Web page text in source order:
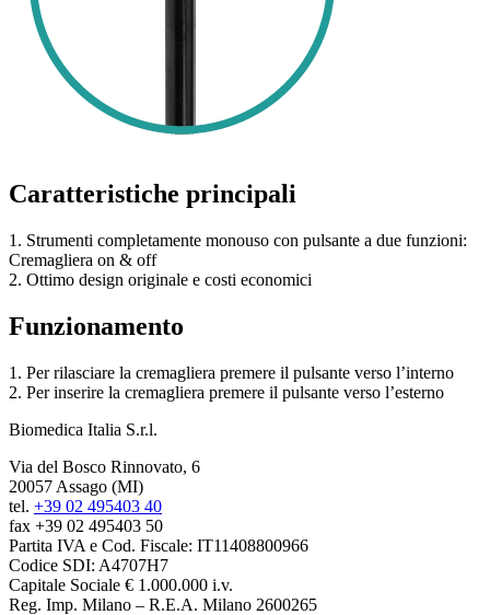
Caratteristiche principali
1. Strumenti completamente monouso con pulsante a due funzioni:
Cremagliera on & off
2. Ottimo design originale e costi economici
Funzionamento
1. Per rilasciare la cremagliera premere il pulsante verso l’interno
2. Per inserire la cremagliera premere il pulsante verso l’esterno
Biomedica Italia S.r.l.
Via del Bosco Rinnovato, 6
20057 Assago (MI)
tel. +39 02 495403 40
fax +39 02 495403 50
Partita IVA e Cod. Fiscale: IT11408800966
Codice SDI: A4707H7
Capitale Sociale € 1.000.000 i.v.
Reg. Imp. Milano – R.E.A. Milano 2600265